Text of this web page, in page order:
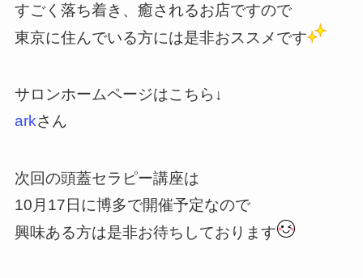
すごく落ち着き、癒されるお店ですので
東京に住んでいる方には是非おススメです
サロンホームページはこちら↓
arkさん
次回の頭蓋セラピー講座は
10月17日に博多で開催予定なので
興味ある方は是非お待ちしております